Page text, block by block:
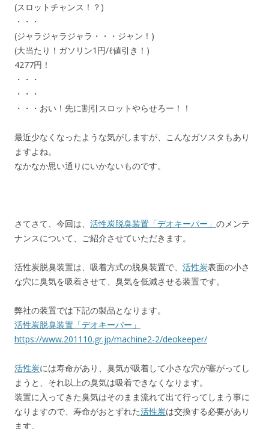
(スロットチャンス！？)
・・・
(ジャラジャラジャラ・・・ジャン！)
(大当たり！ガソリン1円/ℓ値引き！)
4277円！
・・・
・・・
・・・おい！先に割引スロットやらせろー！！
最近少なくなったような気がしますが、こんなガソスタもあり
ますよね。
なかなか思い通りにいかないものです。
さてさて、今回は、 活性炭脱臭装置「デオキーパー」 のメンテ
ナンスについて、ご紹介させていただきます。
活性炭脱臭装置は、吸着方式の脱臭装置で、 活性炭表面の小さ
な穴に臭気を吸着させて、臭気を低減させる装置です。
弊社の装置では下記の製品となります。
活性炭脱臭装置「デオキーパー」
https://www.201110.gr.jp/machine2-2/deokeeper/
活性炭には寿命があり、臭気が吸着して小さな穴が塞がってし
まうと、それ以上の臭気は吸着できなくなります。
装置に入ってきた臭気はそのまま流れて出て行ってしまう事に
なりますので、寿命がおとずれた活性炭は交換する必要があり
ます。